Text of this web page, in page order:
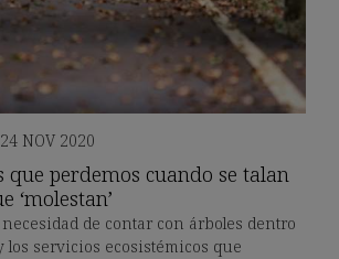
24 NOV 2020
que perdemos cuando se talan
‘molestan’
de contar con árboles dentro
los servicios ecosistémicos que